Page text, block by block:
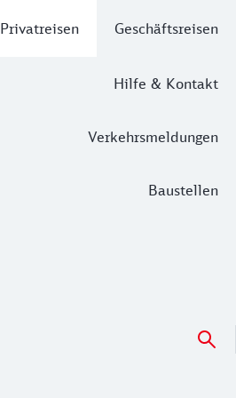
Privatreisen Geschäftsreisen
Hilfe & Kontakt
Verkehrsmeldungen
Baustellen